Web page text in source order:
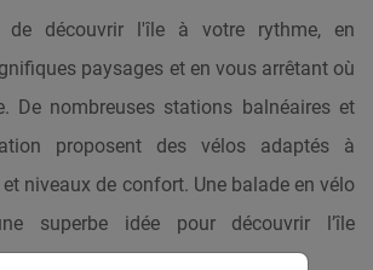
de découvrir l'île à votre rythme, en
paysages et en vous arrêtant où
De nombreuses stations balnéaires et
proposent des vélos adaptés à
niveaux de confort. Une balade en vélo
superbe idée pour découvrir l’île